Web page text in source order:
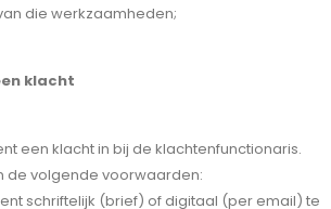
die werkzaamheden;
klacht
een klacht in bij de klachtenfunctionaris.
de volgende voorwaarden:
schriftelijk (brief) of digitaal (per email) te